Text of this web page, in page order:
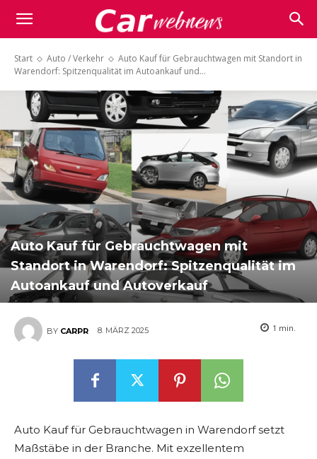
Carwebnews.com
Start Auto / Verkehr
Auto Kauf für Gebrauchtwagen mit Standort in
Warendorf: Spitzenqualität im Autoankauf und...
Auto Kauf für Gebrauchtwagen mit
Standort in Warendorf: Spitzenqualität im
Autoankauf und Autoverkauf
BY CARPR 8. MÄRZ 2025 1 min.
Auto Kauf für Gebrauchtwagen in Warendorf setzt
Maßstäbe in der Branche. Mit exzellentem